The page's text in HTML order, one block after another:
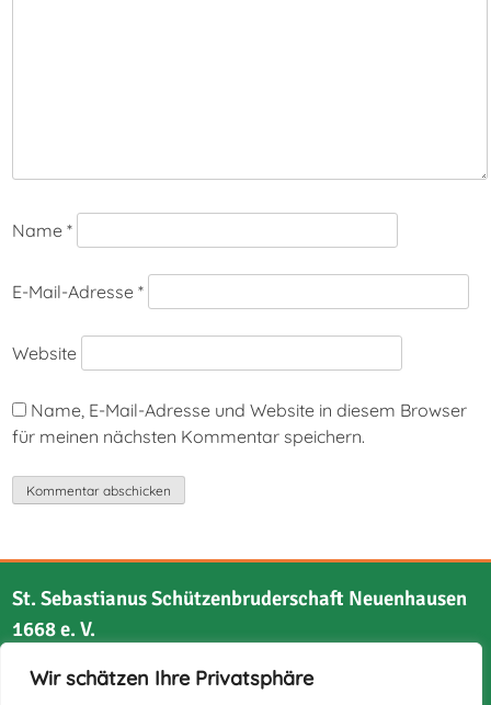
Wir schätzen Ihre Privatsphäre
Name*
E-Mail-Adresse*
Website
Name, E-Mail-Adresse und Website in diesem Browser
für meinen nächsten Kommentar speichern.
St. Sebastianus Schützenbruderschaft Neuenhausen
1668 e. V.
Bruchstraße 21